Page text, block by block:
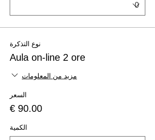
نوع التذكرة
Aula on-line 2 ore
مزيد من المعلومات
السعر
الكمية